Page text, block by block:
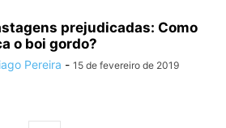
prejudicadas: Como
o boi gordo?
Pereira - 15 de fevereiro de 2019